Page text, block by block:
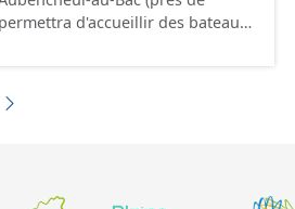
sur la partie du sud CSNE.